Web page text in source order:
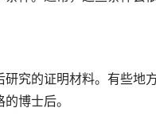
究的证明材料。有些地
博士后。